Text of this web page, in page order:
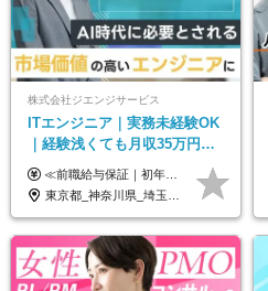
株式会社ジエンジサービス
ITエンジニア｜実務未経験OK
｜経験浅くても月収35万円～
｜チーム参画中心｜フルリモ
ート可｜自社サービスあり
≪前職給与保証｜初年度想定年収420万円～≫ 月給35万円以上＋決算賞与＋交通費 ※スキル・経験を考慮の上、優遇します ※上記月給には固定残業代月20時間分(4万5000円以上)を含みます。超過した場合は、その分追加支給します ※試用期間3～6ヵ月は固定残業代なし(雇用形態やその他待遇・福利厚生は同じです) ＝＝＝＝＝＝＝＝＝＝＝ ▼実力と成長にこだわった評価制度▼ 年2回の評価で昇給・昇格が決まります。 評価は、就業先のお客様からの評価をベースに、目標達成状況やプロジェクトでの役割・貢献度などを総合的に判断して決定します。 日々の働きぶりを実際に見ているお客様の声を反映することで、より公平で納得感のある評価を実現しています。 また、評価後は面談を通じてフィードバックを行い、今後の成長やキャリアについて一緒に考えていきます。 ▼成長につながる目標設定▼ 半期ごとに、具体的な行動ベースの目標を設定し、その達成度や取り組みのプロセスを評価に反映します。 目標は、お客様からのフィードバックや現場での課題をもとに設定するため、「今何を伸ばすべきか」が明確になります。 また、上司との面談を通じて振り返りと次の目標設定を行い、継続的なスキルアップと市場価値の向上を支援しています。
東京都_神奈川県_埼玉県_千葉県_大阪府_愛知県_北海道_青森県_岩手県_宮城県_秋田県_山形県_福島県_茨城県_栃木県_群馬県_新潟県_山梨県_長野県_富山県_石川県_福井県_静岡県_岐阜県_三重県_兵庫県_京都府_滋賀県_奈良県_和歌山県_広島県_岡山県_鳥取県_島根県_山口県_徳島県_香川県_愛媛県_高知県_福岡県_熊本県_佐賀県_長崎県_大分県_宮崎県_鹿児島県_沖縄県